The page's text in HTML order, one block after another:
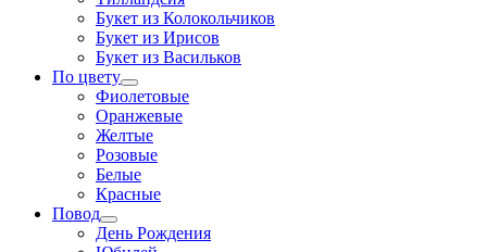
Букет из Колокольчиков
Букет из Ирисов
Букет из Васильков
По цвету
Фиолетовые
Оранжевые
Желтые
Розовые
Белые
Красные
Повод
День Рождения